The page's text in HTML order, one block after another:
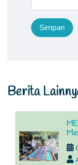
Berita